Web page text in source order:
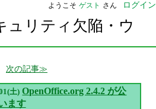
ようこそ ゲスト さん ログイン
ュリティ欠陥・ウ
次の記事
土) OpenOffice.org 2.4.2 が公
ます